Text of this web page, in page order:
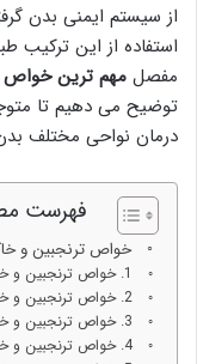
از سیستم ایمنی بدن
استفاده از این ترکیب
مفصل مهم ترین خواص
توضیح می دهیم تا
درمان نواحی مختلف
فهرست
خواص ترنجبین و
1. خواص ترنجبین و خاکشیر برای کبد
2. خواص ترنجبین و خاکشیر برای کبد چرب
3. خواص ترنجبین و خاکشیر برای لاغری
4. خواص ترنجبین و خاکشیر ناشتا برای یبوست